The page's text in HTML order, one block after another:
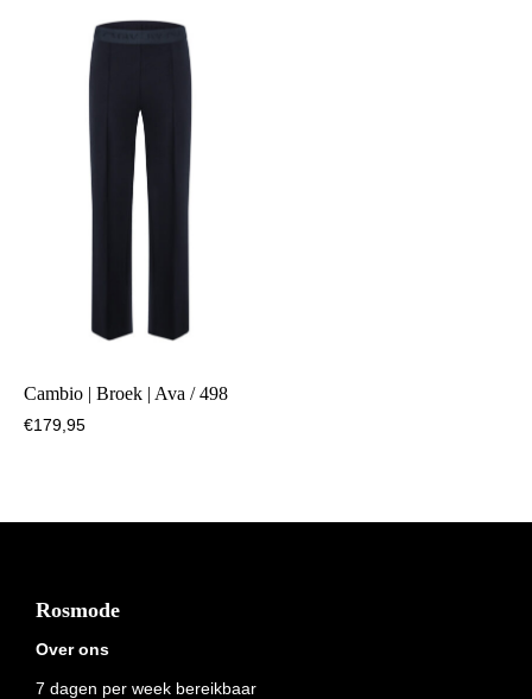
Cambio | Broek | Ava / 498
€179,95
Footer
Rosmode
Over ons
7 dagen per week bereikbaar